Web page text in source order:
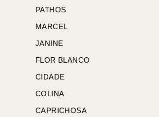
PATHOS
MARCEL
JANINE
FLOR BLANCO
CIDADE
COLINA
CAPRICHOSA